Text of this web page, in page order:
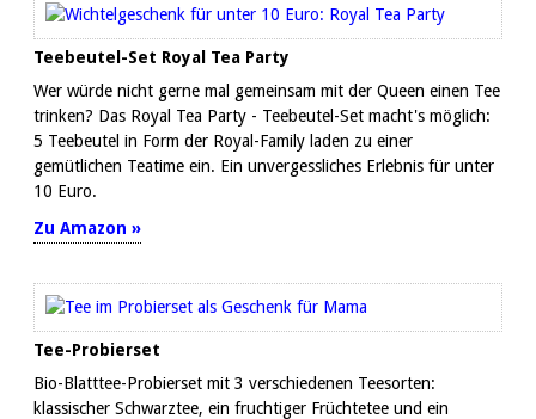
Teebeutel-Set Royal Tea Party
Wer würde nicht gerne mal gemeinsam mit der Queen einen Tee
trinken? Das Royal Tea Party - Teebeutel-Set macht's möglich:
5 Teebeutel in Form der Royal-Family laden zu einer
gemütlichen Teatime ein. Ein unvergessliches Erlebnis für unter
10 Euro.
Zu Amazon »
Tee-Probierset
Bio-Blatttee-Probierset mit 3 verschiedenen Teesorten:
klassischer Schwarztee, ein fruchtiger Früchtetee und ein